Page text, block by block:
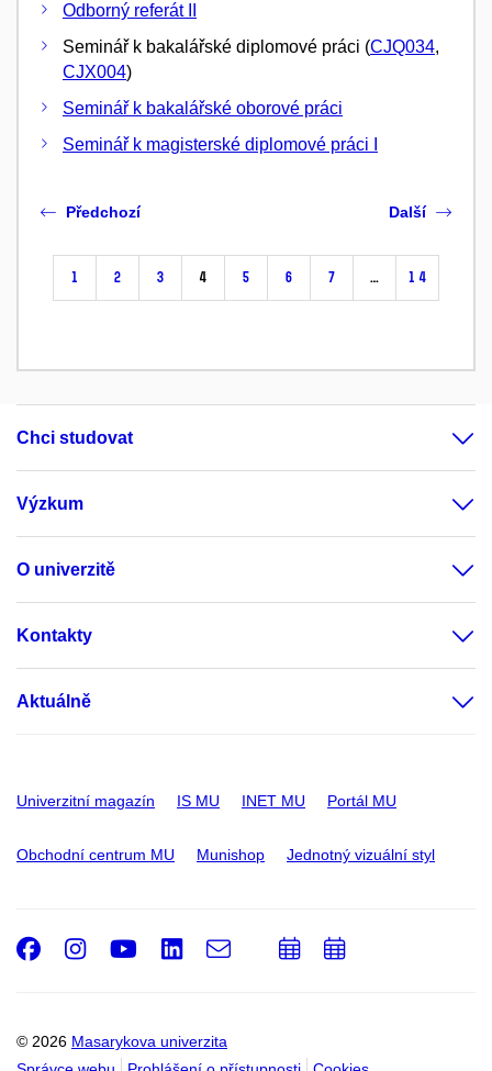
Odborný referát II
Seminář k bakalářské diplomové práci (CJQ034,
CJX004)
Seminář k bakalářské oborové práci
Seminář k magisterské diplomové práci I
Předchozí
1 2 3 4 5 6 7 … 14
Další
Chci studovat
Výzkum
O univerzitě
Kontakty
Aktuálně
Univerzitní magazín IS MU INET MU Portál MU
Obchodní centrum MU Munishop Jednotný vizuální styl
© 2026 Masarykova univerzita
Facebook
Instagram
Youtube
LinkedIn
e-
PřidatPřidat